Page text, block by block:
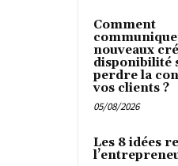
Comment
nouveaux
disponibilité
perdre la
vos clients ?
05/08/2026
Les 8 idées